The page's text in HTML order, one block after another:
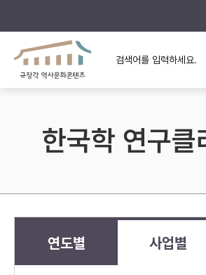
규장각의 어제와 오늘
규장각 소개영상
사료와
고대
고려
조선 후기
근대
한국학 연구클
연도별 사업별